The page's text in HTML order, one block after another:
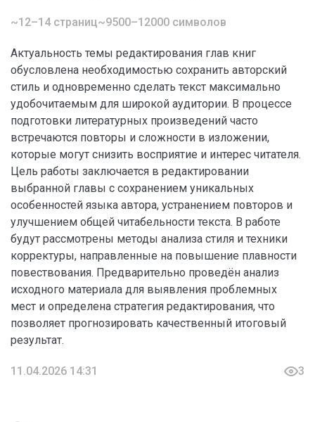
~12–14 страниц~9500–12000 символов
Актуальность темы редактирования глав книг
обусловлена необходимостью сохранить авторский
стиль и одновременно сделать текст максимально
удобочитаемым для широкой аудитории. В процессе
подготовки литературных произведений часто
встречаются повторы и сложности в изложении,
которые могут снизить восприятие и интерес читателя.
Цель работы заключается в редактировании
выбранной главы с сохранением уникальных
особенностей языка автора, устранением повторов и
улучшением общей читабельности текста. В работе
будут рассмотрены методы анализа стиля и техники
корректуры, направленные на повышение плавности
повествования. Предварительно проведён анализ
исходного материала для выявления проблемных
мест и определена стратегия редактирования, что
позволяет прогнозировать качественный итоговый
результат.
11.04.2026 14:31 3